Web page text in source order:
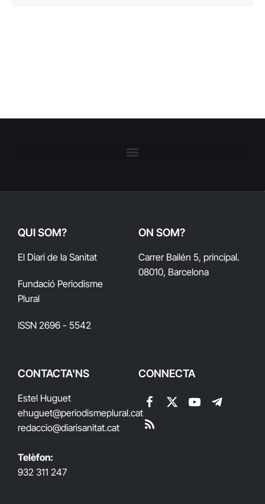
QUI SOM?
El Diari de la Sanitat
Fundació Periodisme
Plural
ISSN 2696 - 5542
ON SOM?
Carrer Bailén 5, principal.
08010, Barcelona
CONTACTA'NS
Estel Huguet
ehuguet@periodismeplural.cat
redaccio@diarisanitat.cat
Telèfon:
932 311 247
CONNECTA
Facebook
X
YouTubeTelegram
RSS